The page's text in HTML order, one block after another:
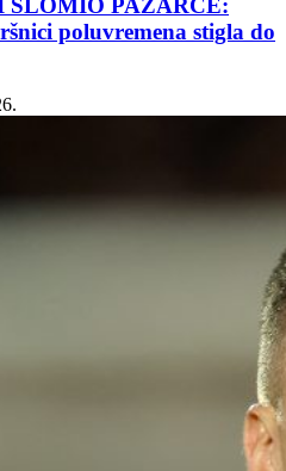
PAZARCE:
poluvremena stigla do